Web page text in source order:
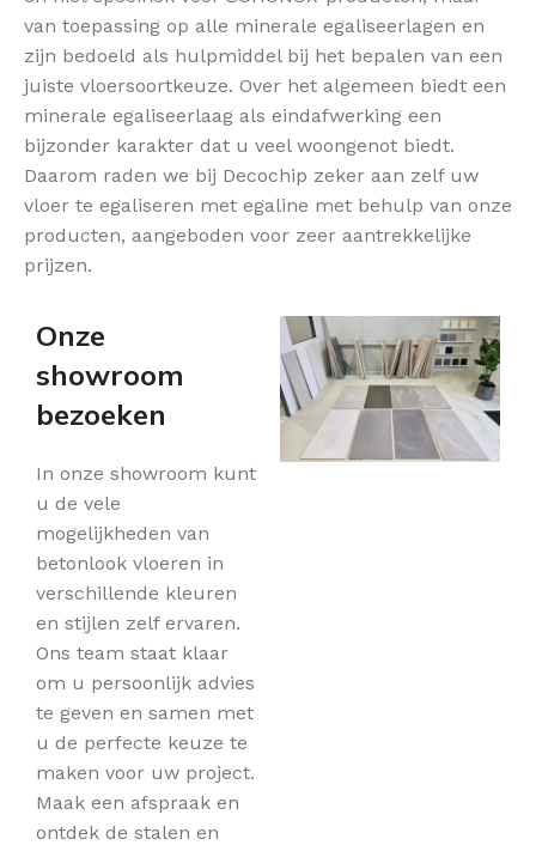
van toepassing op alle minerale egaliseerlagen en
zijn bedoeld als hulpmiddel bij het bepalen van een
juiste vloersoortkeuze. Over het algemeen biedt een
minerale egaliseerlaag als eindafwerking een
bijzonder karakter dat u veel woongenot biedt.
Daarom raden we bij Decochip zeker aan zelf uw
vloer te egaliseren met egaline met behulp van onze
producten, aangeboden voor zeer aantrekkelijke
prijzen.
Onze
showroom
bezoeken
In onze showroom kunt
u de vele
mogelijkheden van
betonlook vloeren in
verschillende kleuren
en stijlen zelf ervaren.
Ons team staat klaar
om u persoonlijk advies
te geven en samen met
u de perfecte keuze te
maken voor uw project.
Maak een afspraak en
ontdek de stalen en